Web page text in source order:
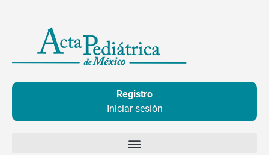
contenido
Registro
Iniciar sesión